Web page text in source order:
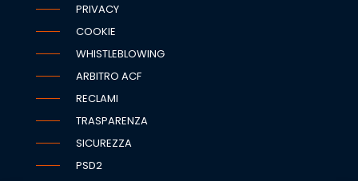
PRIVACY
COOKIE
WHISTLEBLOWING
ARBITRO ACF
RECLAMI
TRASPARENZA
SICUREZZA
PSD2